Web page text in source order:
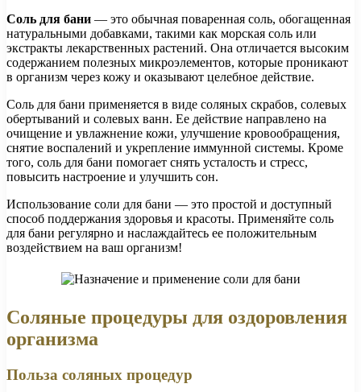
Соль для бани — это обычная поваренная соль, обогащенная
натуральными добавками, такими как морская соль или
экстракты лекарственных растений. Она отличается высоким
содержанием полезных микроэлементов, которые проникают
в организм через кожу и оказывают целебное действие.
Соль для бани применяется в виде соляных скрабов, солевых
обертываний и солевых ванн. Ее действие направлено на
очищение и увлажнение кожи, улучшение кровообращения,
снятие воспалений и укрепление иммунной системы. Кроме
того, соль для бани помогает снять усталость и стресс,
повысить настроение и улучшить сон.
Использование соли для бани — это простой и доступный
способ поддержания здоровья и красоты. Применяйте соль
для бани регулярно и наслаждайтесь ее положительным
воздействием на ваш организм!
Соляные процедуры для оздоровления
организма
Польза соляных процедур